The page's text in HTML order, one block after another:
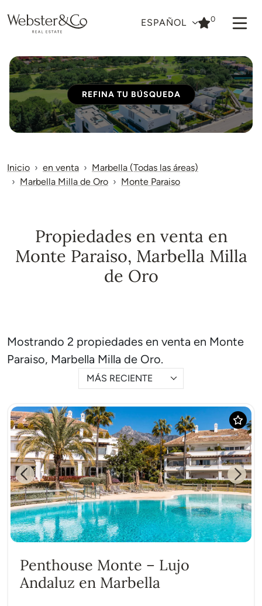
ESPAÑOL 0
REFINA TU BÚSQUEDA
Inicio en venta
Marbella (Todas las áreas)
Marbella Milla de Oro
Monte Paraiso
Propiedades en venta en
Monte Paraiso, Marbella Milla
de Oro
Mostrando 2 propiedades en venta en Monte
Paraiso, Marbella Milla de Oro.
MÁS RECIENTE
Previous Next
Penthouse Monte – Lujo
Andaluz en Marbella